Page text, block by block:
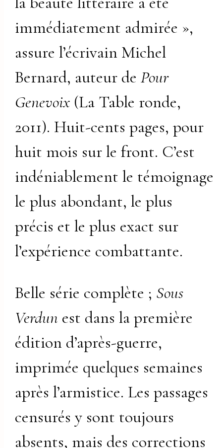
immédiatement admirée »,
assure l’écrivain Michel
Bernard, auteur dePour
Genevoix (La Table ronde,
2011). Huit-cents pages, pour
huit mois sur le front. C’est
indéniablement le témoignage
le plus abondant, le plus
précis et le plus exact sur
l’expérience combattante.
Belle série complète ; Sous
Verdun est dans la première
édition d’après-guerre,
imprimée quelques semaines
après l’armistice. Les passages
censurés y sont toujours
absents, mais des corrections